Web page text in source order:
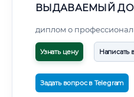
ВЫДАВАЕМЫЙ
диплом о
Узнать цену Написать
Задать вопрос в Telegram